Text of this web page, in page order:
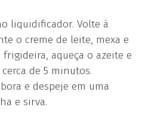
liquidificador. Volte à
o creme de leite, mexa e
aqueça o azeite e
de 5 minutos.
e despeje em uma
e sirva.